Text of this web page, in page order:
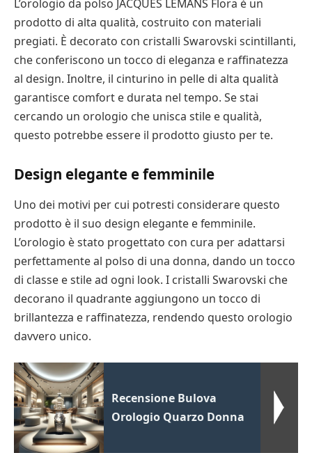
L’orologio da polso JACQUES LEMANS Flora è un
prodotto di alta qualità, costruito con materiali
pregiati. È decorato con cristalli Swarovski scintillanti,
che conferiscono un tocco di eleganza e raffinatezza
al design. Inoltre, il cinturino in pelle di alta qualità
garantisce comfort e durata nel tempo. Se stai
cercando un orologio che unisca stile e qualità,
questo potrebbe essere il prodotto giusto per te.
Design elegante e femminile
Uno dei motivi per cui potresti considerare questo
prodotto è il suo design elegante e femminile.
L’orologio è stato progettato con cura per adattarsi
perfettamente al polso di una donna, dando un tocco
di classe e stile ad ogni look. I cristalli Swarovski che
decorano il quadrante aggiungono un tocco di
brillantezza e raffinatezza, rendendo questo orologio
davvero unico.
Recensione Bulova
Orologio Quarzo Donna